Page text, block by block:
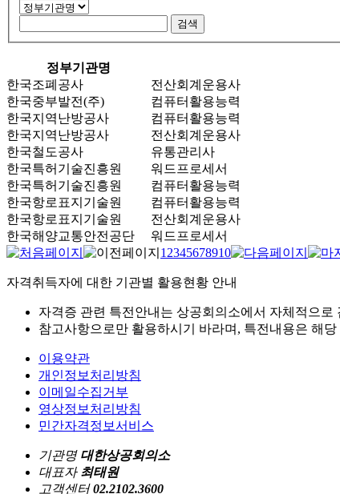
정부기관명
한국조폐공사
전산회계운용사
한국중부발전(주)
컴퓨터활용능력
한국지역난방공사
컴퓨터활용능력
한국지역난방공사
전산회계운용사
한국철도공사
유통관리사
한국특허기술진흥원
워드프로세서
한국특허기술진흥원
컴퓨터활용능력
한국항로표지기술원
컴퓨터활용능력
한국항로표지기술원
전산회계운용사
한국해양교통안전공단
워드프로세서
1 2345678910
자격취득자에 대한 기관별 활용현황 안내
자격증 관련 특전안내는 상공회의소에서 자체적으로
참고사항으로만 활용하시기 바라며, 특전내용은 해
이용약관
개인정보처리방침
이메일수집거부
영상정보처리방침
민간자격정보서비스
기관명 대한상공회의소
대표자 최태원
고객센터 02.2102.3600